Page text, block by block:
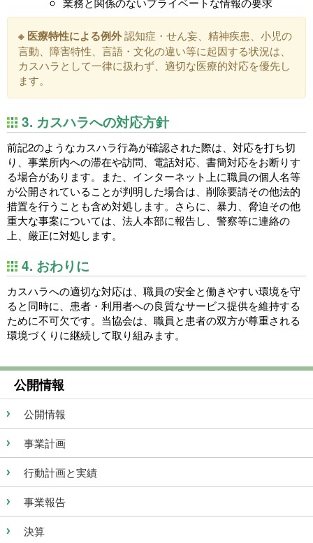
※ 医療特性による例外認知症・せん妄、精神疾患、小児の
言動、障害特性、言語・文化の違い等に起因する状況は、
カスハラとして一律に扱わず、適切な医療的対応を優先し
ます。
3. カスハラへの対応方針
前記2のようなカスハラ行為が確認された際は、対応を打ち切
り、事業所内への滞在や訪問、電話対応、書簡対応をお断りす
る場合があります。また、インターネット上に職員の個人名等
が公開されていることが判明した場合は、削除要請その他法的
措置を行うことも含め対処します。さらに、暴力、脅迫その他
重大な事案については、法人本部に報告し、警察等に連絡の
上、厳正に対処します。
4. おわりに
カスハラへの適切な対応は、職員の安全と働きやすい環境を守
ると同時に、患者・利用者への良質なサービス提供を維持する
ために不可欠です。当協会は、職員と患者の双方が尊重される
環境づくりに継続して取り組みます。
公開情報
公開情報
事業計画
行動計画と実績
事業報告
決算